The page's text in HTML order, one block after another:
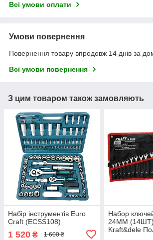
Всі умови оплати
Умови повернення
Повернення товару впродовж 14 днів за
Всі умови повернення
З цим товаром також замовляють
Набір інструментів Euro
Craft (ECSS108)
1 520 ₴ 1 600 ₴
Набор
24ММ (14ШТ)
Kraft&dele